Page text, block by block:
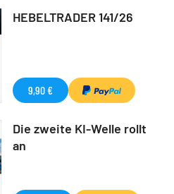
HEBELTRADER 141/26
9,90 €
Die zweite KI-Welle rollt
an